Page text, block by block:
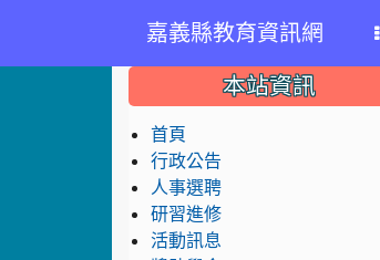
嘉義縣教育資訊網
::: 本站資訊
首頁
行政公告
人事選聘
研習進修
活動訊息